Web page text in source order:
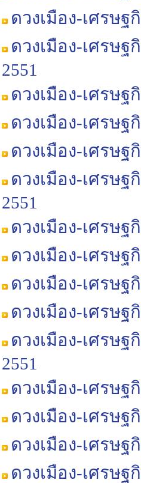
ดวงเมือง-เศรษ
ดวงเมือง-เศรษ
2551
ดวงเมือง-เศรษ
ดวงเมือง-เศรษ
ดวงเมือง-เศรษ
ดวงเมือง-เศรษ
2551
ดวงเมือง-เศรษ
ดวงเมือง-เศรษ
ดวงเมือง-เศรษ
ดวงเมือง-เศรษ
ดวงเมือง-เศรษ
2551
ดวงเมือง-เศรษฐ
ดวงเมือง-เศรษฐ
ดวงเมือง-เศรษฐ
ดวงเมือง-เศรษ